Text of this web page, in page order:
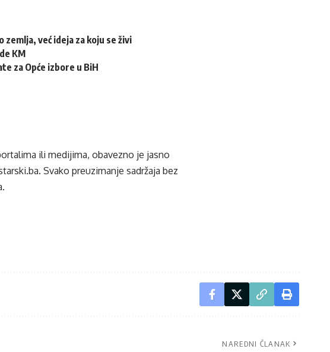
već ideja za koju se živi
KM
za Opće izbore u BiH
ili medijima, obavezno je jasno
. Svako preuzimanje sadržaja bez
NAREDNI ČLANAK